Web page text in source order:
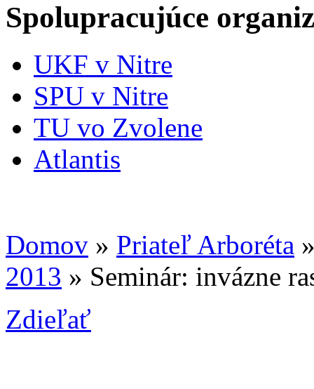
Spolupracujúce
UKF v Nitre
SPU v Nitre
TU vo Zvolene
Atlantis
Domov » Priateľ Arboréta
2013 » Seminár: invázne
Zdieľať